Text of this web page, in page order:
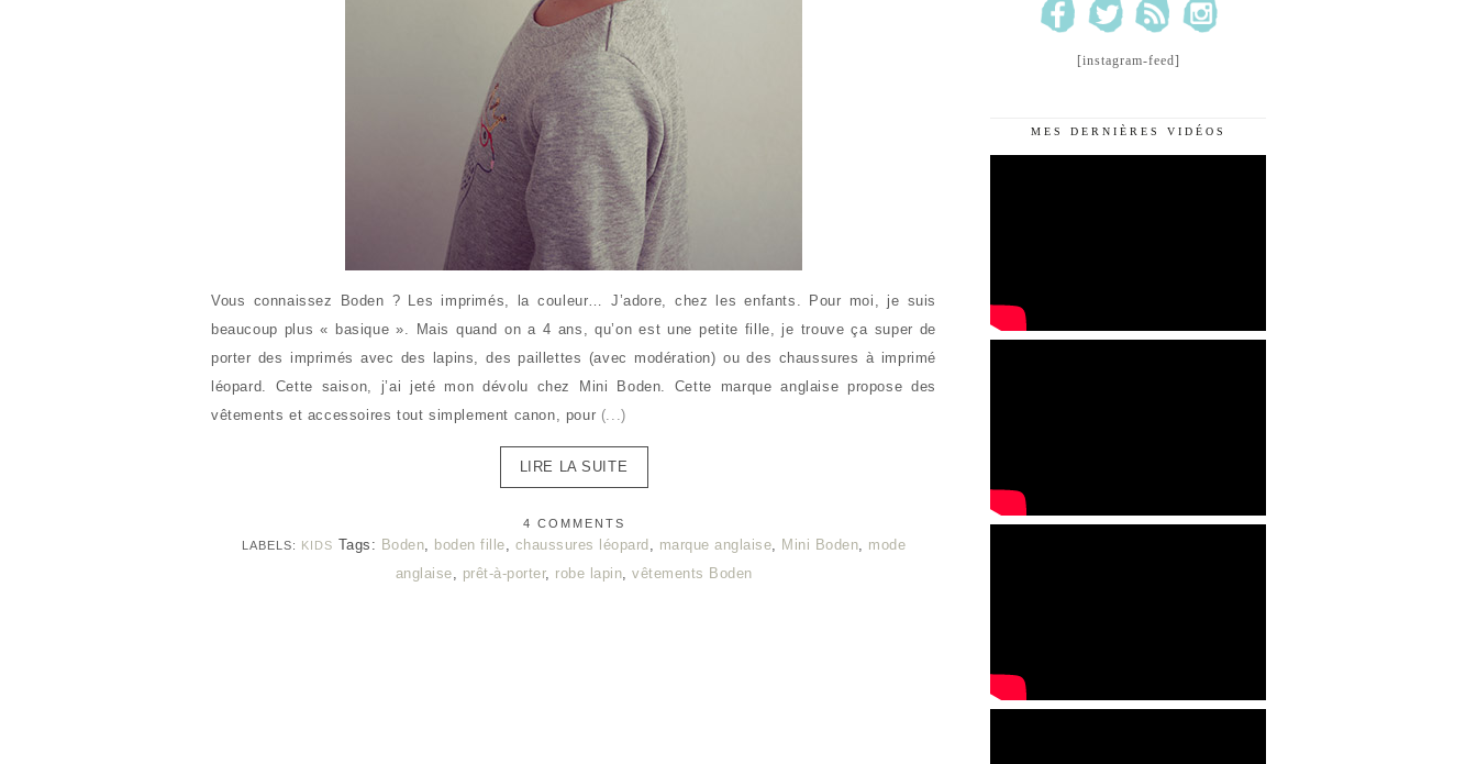
Vous connaissez Boden ? Les imprimés, la couleur… J’adore, chez les enfants. Pour moi, je suis
beaucoup plus « basique ». Mais quand on a 4 ans, qu’on est une petite fille, je trouve ça super de
porter des imprimés avec des lapins, des paillettes (avec modération) ou des chaussures à imprimé
léopard. Cette saison, j’ai jeté mon dévolu chez Mini Boden. Cette marque anglaise propose des
vêtements et accessoires tout simplement canon, pour (...)
LIRE LA SUITE
4 COMMENTS
LABELS: KIDS Tags: Boden, boden fille, chaussures léopard , marque anglaise, Mini Boden, mode
anglaise, prêt-à-porter, robe lapin, vêtements Boden
[instagram-feed]
MES DERNIÈRES VIDÉOS